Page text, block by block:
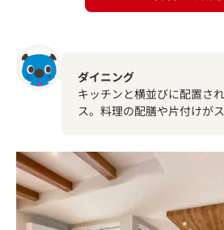
ダイニング
キッチンと横並びに配置さ
ス。料理の配膳や片付けが